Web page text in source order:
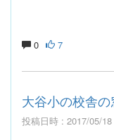
0 7
大谷小の校舎の
投稿日時 : 2017/05/18